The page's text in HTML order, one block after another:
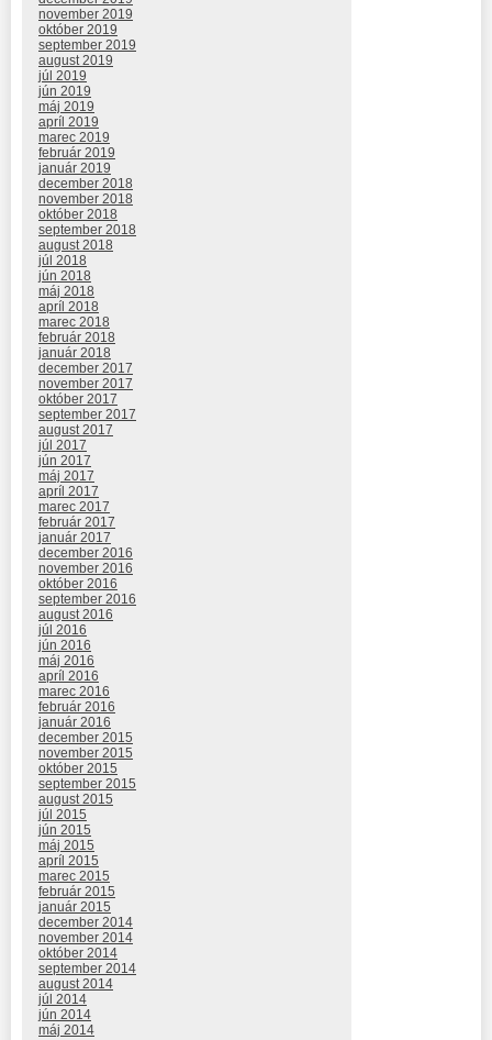
november 2019
október 2019
september 2019
august 2019
júl 2019
jún 2019
máj 2019
apríl 2019
marec 2019
február 2019
január 2019
december 2018
november 2018
október 2018
september 2018
august 2018
júl 2018
jún 2018
máj 2018
apríl 2018
marec 2018
február 2018
január 2018
december 2017
november 2017
október 2017
september 2017
august 2017
júl 2017
jún 2017
máj 2017
apríl 2017
marec 2017
február 2017
január 2017
december 2016
november 2016
október 2016
september 2016
august 2016
júl 2016
jún 2016
máj 2016
apríl 2016
marec 2016
február 2016
január 2016
december 2015
november 2015
október 2015
september 2015
august 2015
júl 2015
jún 2015
máj 2015
apríl 2015
marec 2015
február 2015
január 2015
december 2014
november 2014
október 2014
september 2014
august 2014
júl 2014
jún 2014
máj 2014